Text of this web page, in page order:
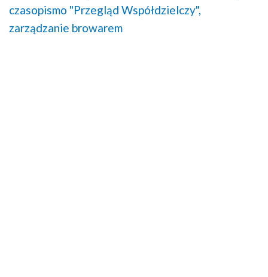
czasopismo "Przegląd Współdzielczy",
zarządzanie browarem